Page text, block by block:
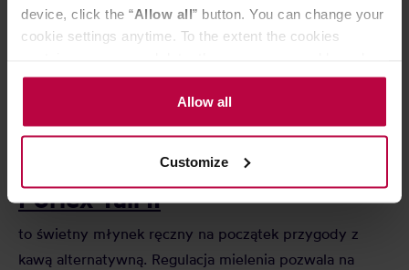
device, click the “Allow all” button. You can change your
cookie settings anytime. To the extent the cookies
the controller’s (namely, ALL GOOD S.A., ul.
Mazowiecka 24I/U9, 78-100 Kołobrzeg) or third parties’
legitimate interests which are to ensure a high quality of
activities of the controller and authorized entities. More
information about cookies and the personal data
processing, including your rights, can be found in the
Privacy Policy.
Allow all
Customize
to doskonały wybór jeśli zastanawiacie się jak
uzupełnić Wasz ekspres. Młynek ceramiczny czy
Porlex Tall II
to świetny młynek ręczny na początek przygody z
kawą alternatywną. Regulacja mielenia pozwala na